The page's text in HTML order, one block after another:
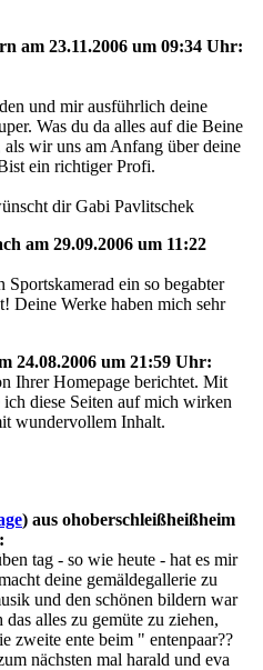
am 23.11.2006 um 09:34 Uhr:
und mir ausführlich deine
Was du da alles auf die Beine
wir uns am Anfang über deine
ein richtiger Profi.
dir Gabi Pavlitschek
am 29.09.2006 um 11:22
ein so begabter
Deine Werke haben mich sehr
24.08.2006 um 21:59 Uhr:
Ihrer Homepage berichtet. Mit
diese Seiten auf mich wirken
wundervollem Inhalt.
) aus ohoberschleißheißheim
tag - so wie heute - hat es mir
deine gemäldegallerie zu
und den schönen bildern war
alles zu gemüte zu ziehen,
zweite ente beim " entenpaar??
nächsten mal harald und eva